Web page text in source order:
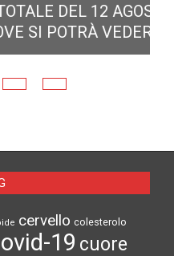
12 AGOSTO 2026:
VEDERE
19cuore